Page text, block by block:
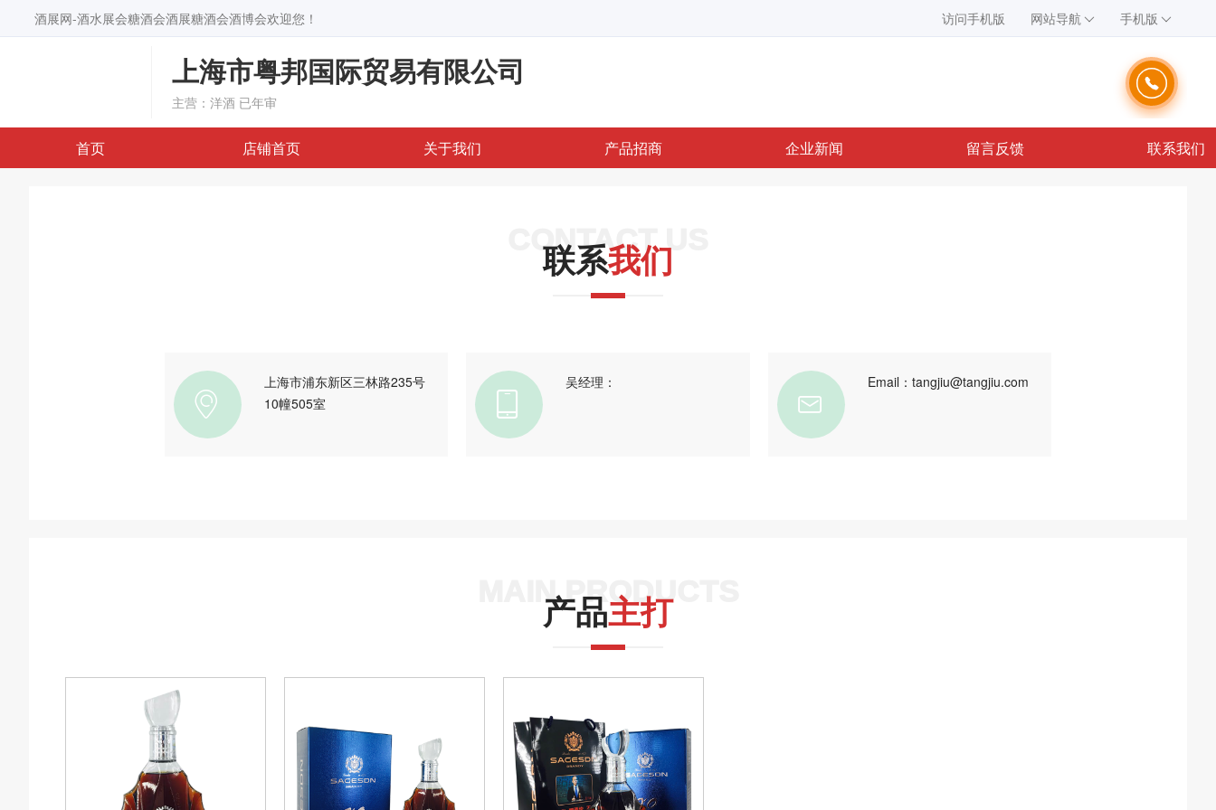
酒展网-酒水展会糖酒会酒展糖酒会酒博会欢迎您！ 访问手机版 网站导航 手机版
上海市粤邦国际贸易有限公司
主营：洋酒 已年审
首页 店铺首页 关于我们 产品招商 企业新闻 留言反馈 联系我们
CONTACT US
联系我们
上海市浦东新区三林路235号
10幢505室
吴经理： Email：tangjiu@tangjiu.com
MAIN PRODUCTS
产品主打